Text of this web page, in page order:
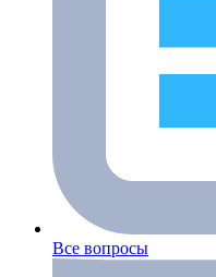
Все вопросы